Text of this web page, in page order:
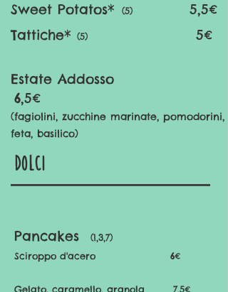
Sweet Potatos* (5)
5,5€
Tattiche* (5) 5€
Estate Addosso
6,5€
​(fagiolini, zucchine marinate, pomodorini,
feta, basilico)
dolci
Pancakes
(1,3,7)
Sciroppo d'acero
6€
Gelato, caramello, granola 7,5€